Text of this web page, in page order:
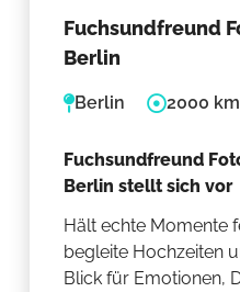
Fuchsundfreund
Berlin
Berlin 2000 km
Fuchsundfreund
Berlin stellt sich vor
Hält echte Momente
begleite Hochzeiten
Blick für Emotionen,